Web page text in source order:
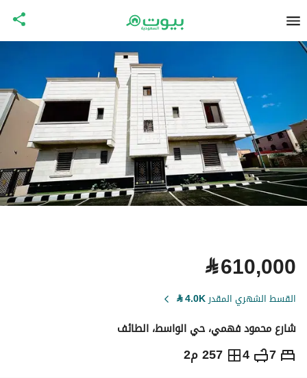
⃁610,000
القسط الشهري المقدر4.0K
⃁
شارع محمود فهمي، حي الواسط، الطائف
7
4 257 م2 ⃁
610,000